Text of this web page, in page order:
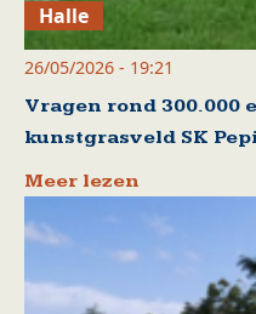
Halle
26/05/2026 - 19:21
Vragen rond 300.000
kunstgrasveld SK
Meer lezen